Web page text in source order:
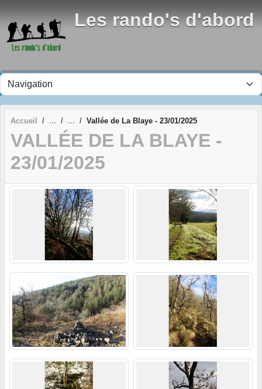
Les rando's d'abord
Accueil Vallée de La Blaye - 23/01/2025
VALLÉE DE LA BLAYE -
23/01/2025